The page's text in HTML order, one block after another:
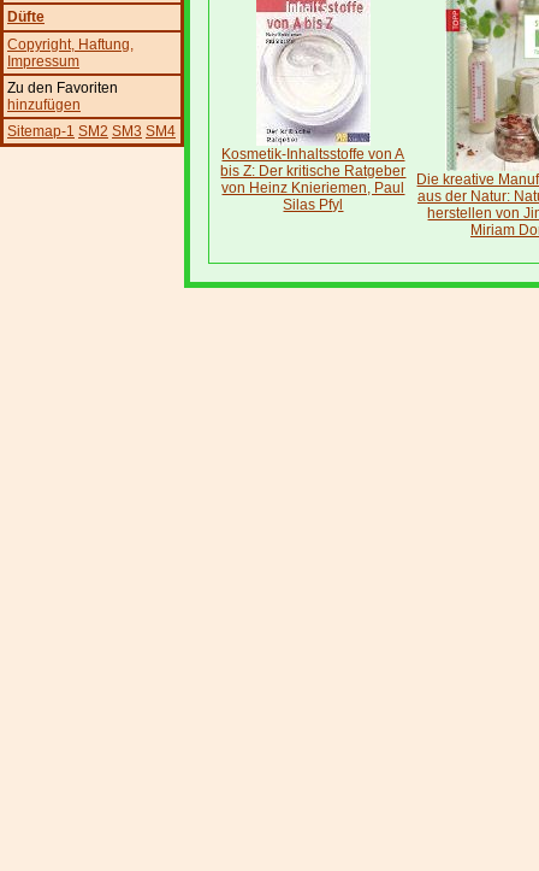
Kosmetik-Inhaltsstoffe von A
bis Z: Der kritische Ratgeber
von Heinz Knieriemen, Paul
Silas Pfyl
Die kreative
aus der Natur:
herstellen von
Miriam
Düfte
Copyright, Haftung,
Impressum
Zu den Favoriten
hinzufügen
Sitemap-1 SM2 SM3 SM4